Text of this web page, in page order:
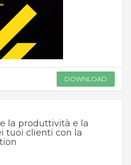
DOWNLOAD
la produttività e la
tuoi clienti con la